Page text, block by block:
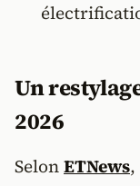
Un
2026
SelonETNews